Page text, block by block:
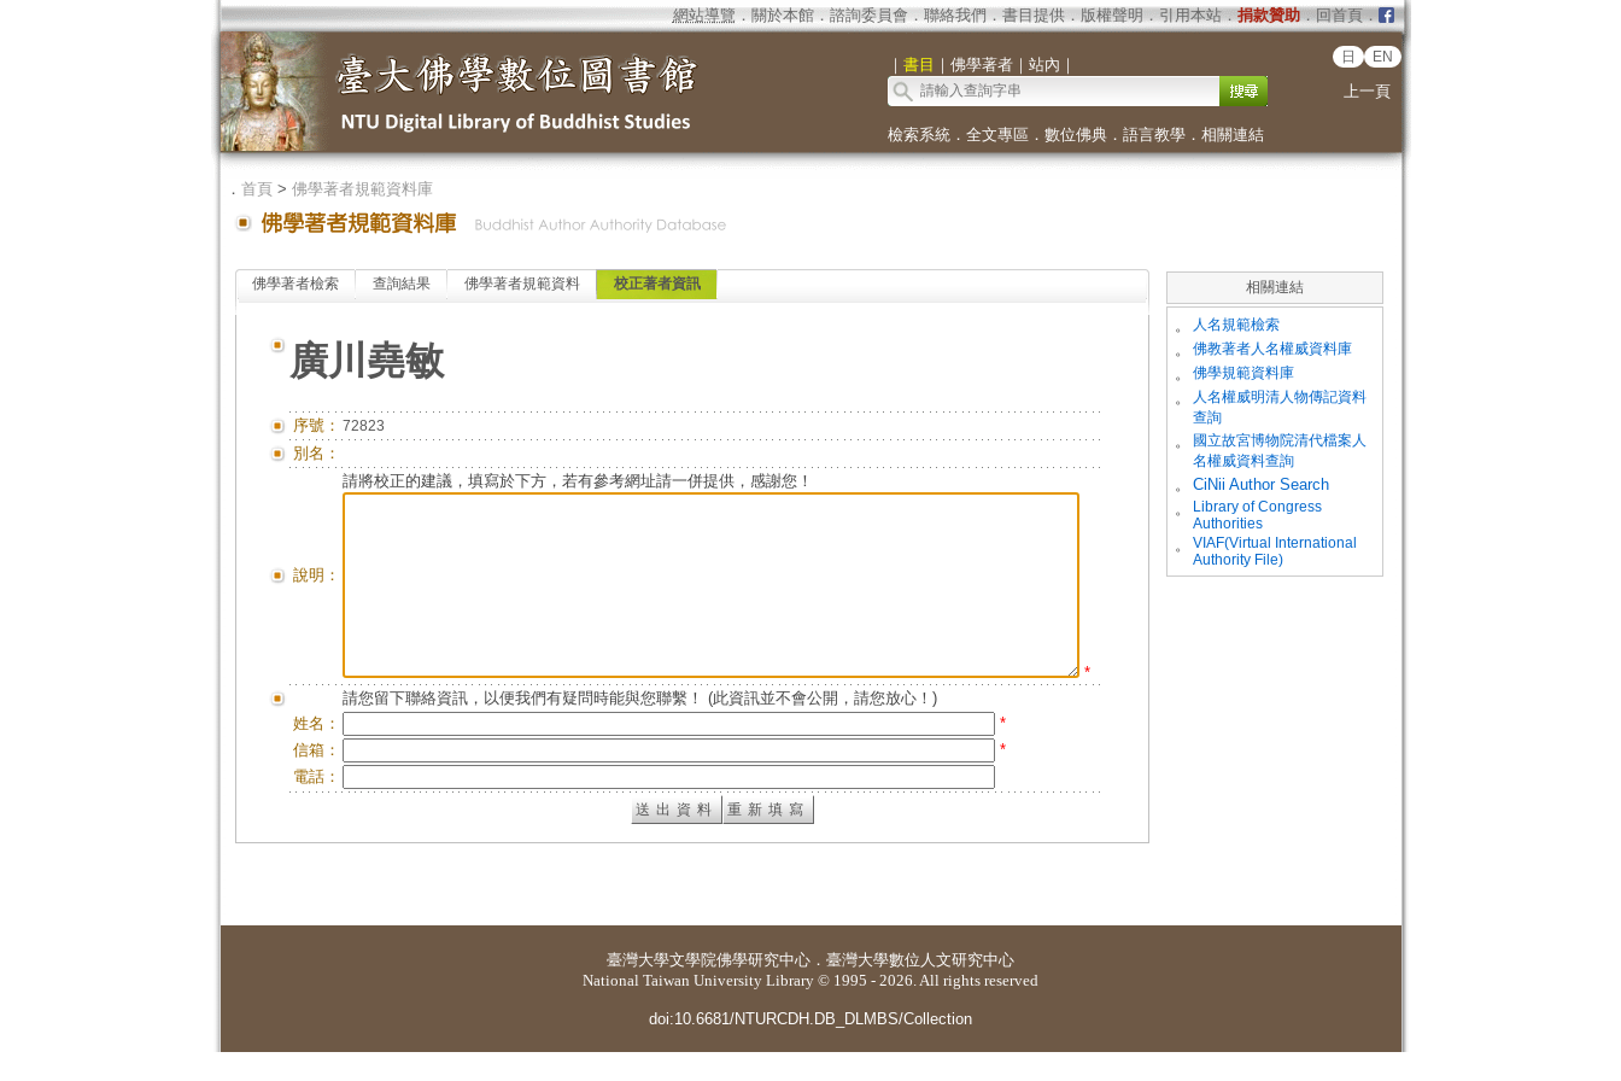
網站導覽 ． 關於本館． 諮詢委員會． 聯絡我們 ． 書目提供． 版權聲明 ． 引用本站． 捐款贊助．回首頁．
｜ 書目 ｜ 佛學著者｜ 站內 ｜ 日 EN
上一頁
檢索系統． 全文專區 ． 數位佛典． 語言教學． 相關連結
． 首頁> 佛學著者規範資料庫
佛學著者檢索 查詢結果 佛學著者規範資料 校正著者資訊
廣川堯敏
序號： 72823
別名：
說明：
請將校正的建議，填寫於下方，若有參考網址請一併提供，感謝您！
*
請您留下聯絡資訊，以便我們有疑問時能與您聯繫！ (此資訊並不會公開，請您放心！)
姓名：
*
信箱：
*
電話：
相關連結
。 人名規範檢索
。 佛教著者人名權威資料庫
。 佛學規範資料庫
。
人名權威明清人物傳記資料
查詢
。
國立故宮博物院清代檔案人
名權威資料查詢
。
CiNii Author Search
。
Library of Congress
Authorities
。
VIAF(Virtual International
Authority File)
臺灣大學文學院佛學研究中心 ． 臺灣大學數位人文研究中心
National Taiwan University Library © 1995 - 2026. All rights reserved
doi:10.6681/NTURCDH.DB_DLMBS/Collection